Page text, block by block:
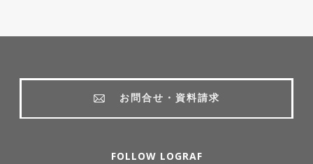
お問合せ・資料請求
FOLLOW LOGRAF